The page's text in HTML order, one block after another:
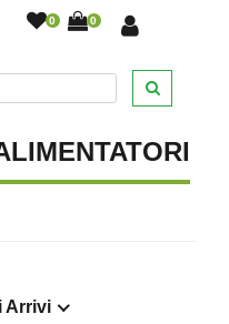
0 0
Alimentatori/
Arrivi